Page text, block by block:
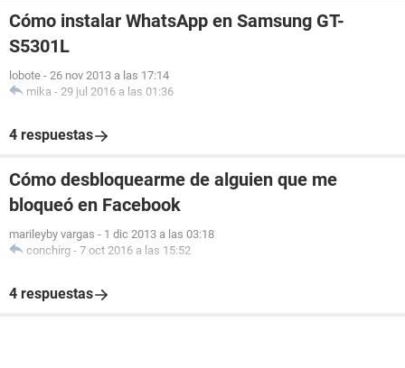
Cómo instalar WhatsApp en Samsung GT-
S5301L
lobote - 26 nov 2013 a las 17:14
mika - 29 jul 2016 a las 01:36
4 respuestas
Cómo desbloquearme de alguien que me
bloqueó en Facebook
marileyby vargas - 1 dic 2013 a las 03:18
conchirg - 7 oct 2016 a las 15:52
4 respuestas